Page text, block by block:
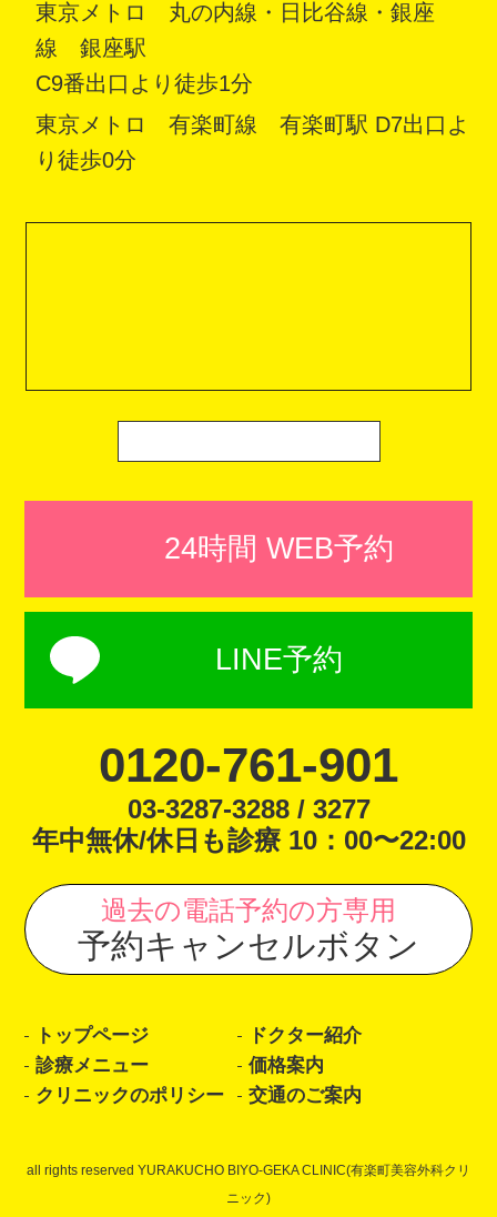
東京メトロ 丸の内線・日比谷線・銀座
線 銀座駅
C9番出口より徒歩1分
東京メトロ 有楽町線 有楽町駅 D7出口よ
り徒歩0分
24時間 WEB予約
LINE予約
0120-761-901
03-3287-3288 / 3277
年中無休/休日も診療 10：00〜22:00
過去の電話予約の方専用
予約キャンセルボタン
トップページ
ドクター紹介
診療メニュー
価格案内
クリニックのポリシー
交通のご案内
all rights reserved YURAKUCHO BIYO-GEKA CLINIC(有楽町美容外科クリ
ニック)